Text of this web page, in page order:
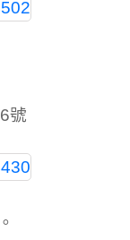
號